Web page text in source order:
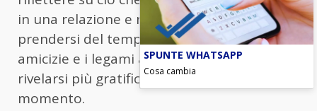
in una relazione e non avere paura di
prendersi del tempo per sé stessi. Le
amicizie e i legami affettivi potrebbero
rivelarsi più gratificanti in questo
momento.
SPUNTE WHATSAPP
Cosa cambia